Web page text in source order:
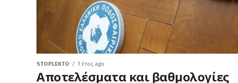
STOPLEKTO 1 έτος ago
Αποτελέσματα και βαθμολογίες